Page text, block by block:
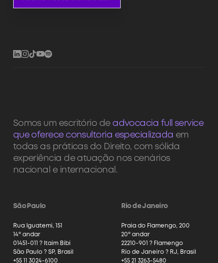
Somos um escritório de advocacia full service
que oferece consultoria especializada em
todas as práticas do Direito, com sólida
experiência de atuação nos cenários
nacional e internacional.
São Paulo
Rua Iguatemi, 151
14º andar
01451-011 ? Itaim Bibi
São Paulo ? SP, Brasil
+55 11 3024-6100
Rio de Janeiro
Praia do Flamengo, 200
20º andar
22210-901 ? Flamengo
Rio de Janeiro ? RJ, Brasil
+55 21 3263-5480